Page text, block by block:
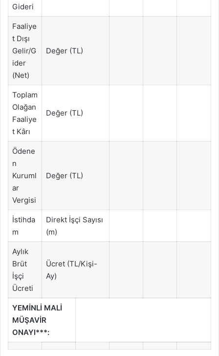
Gideri
Faaliye
t Dışı
Gelir/G
ider
(Net)
Değer (TL)
Toplam
Olağan
Faaliye
t Kârı
Değer (TL)
Ödene
n
Kuruml
ar
Vergisi
Değer (TL)
İstihda
m
Direkt İşçi Sayısı
(m)
Aylık
Brüt
İşçi
Ücreti
Ücret (TL/Kişi-
Ay)
YEMİNLİ MALİ
MÜŞAVİR
ONAYI***: